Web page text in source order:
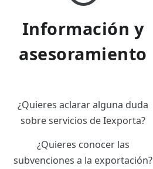
Información y
asesoramiento
¿Quieres aclarar alguna duda
sobre servicios de Iexporta?
¿Quieres conocer las
subvenciones a la exportación?